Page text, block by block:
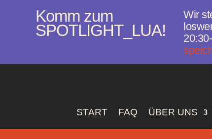
Komm zum
SPOTLIGHT_LUA!
Wir
START FAQ ÜBER UNS